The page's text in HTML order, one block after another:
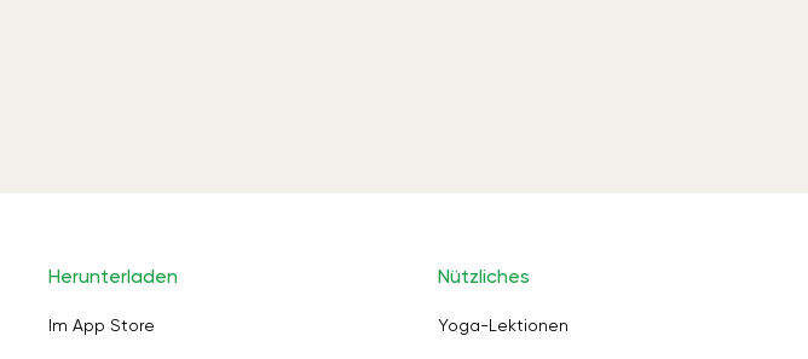
Herunterladen
Im App Store
Nützliches
Yoga-Lektionen